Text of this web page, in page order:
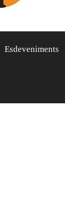
Esdeveniments